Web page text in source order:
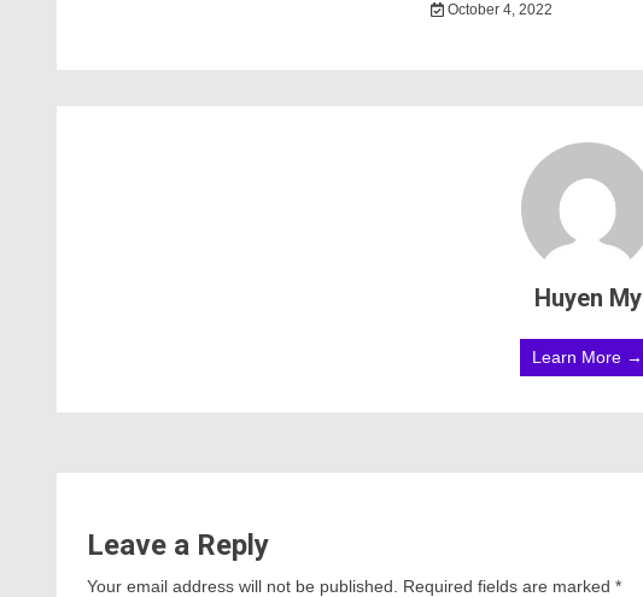
October 4, 2022
Huyen My
Learn More →
Leave a Reply
Your email address will not be published. Required fields are marked *